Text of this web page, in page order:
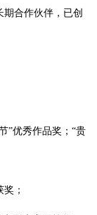
合作伙伴，已创
”优秀作品奖；“贵
；